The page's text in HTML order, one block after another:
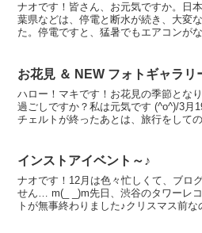
ナオです！皆さん、お元気ですか。日
葉県などは、停電と断水が続き、大変
た。停電ですと、猛暑でもエアコンが
お花見 ＆ NEW フォトギャラリ
ハロー！マキです！お花見の季節とな
過ごしですか？私は元気です (^o^)/3月
チェルトが終ったあとは、旅行をして
インストアイベント～♪
ナオです！12月は色々忙しくて、ブロ
せん… m(_ _)m先日、渋谷のタワーレ
トが無事終わりました♪クリスマス前な